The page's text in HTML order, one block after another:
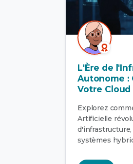
L'Ère de
Autonome :
Votre Cloud
Explorez
Artificielle
systèmes